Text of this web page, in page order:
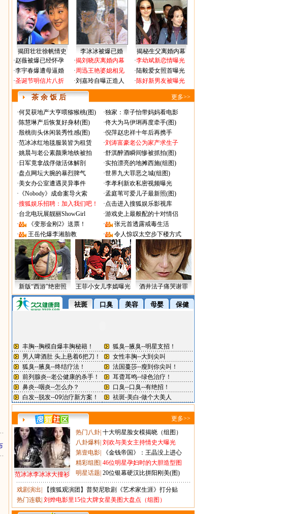
揭田壮壮徐帆情史 李冰冰被爆已婚
揭秘生父离婚内幕
·赵薇被爆已经怀孕
·李宇春爆遭母逼婚
·圣诞节明信片八折
·揭刘晓庆离婚内幕
·周迅王艳婆媳相见
·刘嘉玲自曝正造人
·李幼斌新恋情曝光
·陆毅爱女照首曝光
·陈好新男友被曝光
茶 余 饭 后 更多>>
·何炅获地产大亨喂猕猴桃(图) ·独家：章子怡带妈妈看电影
·陈慧琳产后恢复好身材(图) ·佟大为马伊琍再度牵手(图)
·殷桃街头休闲装秀性感(图) ·倪萍赵忠祥十年后再携手
·范冰冰红地毯服装皆为租赁 ·刘涛富豪老公为家产求生子
·姚晨与老公素颜乘地铁被拍 ·舒淇醉酒瞬间惨被抓拍(图)
· 日军竟拿战俘做活体解剖 ·实拍漂亮的地摊西施(组图)
·盘点网坛大腕的暴烈脾气 ·世界九大罪恶之城(组图)
·美女办公室遭遇灵异事件 ·李孝利新欢私密视频曝光
· 《Nobody》成命案导火索 ·孟庭苇可爱儿子最新照(图)
·搜狐娱乐招聘：加入我们吧！ ·点击进入搜狐娱乐影视库
·台北电玩展靓丽ShowGirl ·游戏史上最般配的十对情侣
·
《变形金刚2》送票！ ·
张元首透露戒毒生活
·
王岳伦爆李湘胎教 · 令人惊叹太空步下楼方式
新版“西游”绝密照 王菲小女儿李嫣曝光 酒井法子痛哭谢罪
更多>>
范冰冰李冰冰大撞衫
热门八卦 十大明星脸女模揭晓（组图）
八卦爆料 刘欢与美女主持情史大曝光
第壹电影
《金钱帝国》：王晶没上进心
精彩组图 46位明星孕妇时的大胆造型图
明星话题 20位银幕硬汉比拼阳刚美(图)
戏剧演出
【搜狐观演团】普契尼歌剧《艺术家生涯》打分贴
热门连载 刘烨电影里15位大牌女星美图大盘点（组图）